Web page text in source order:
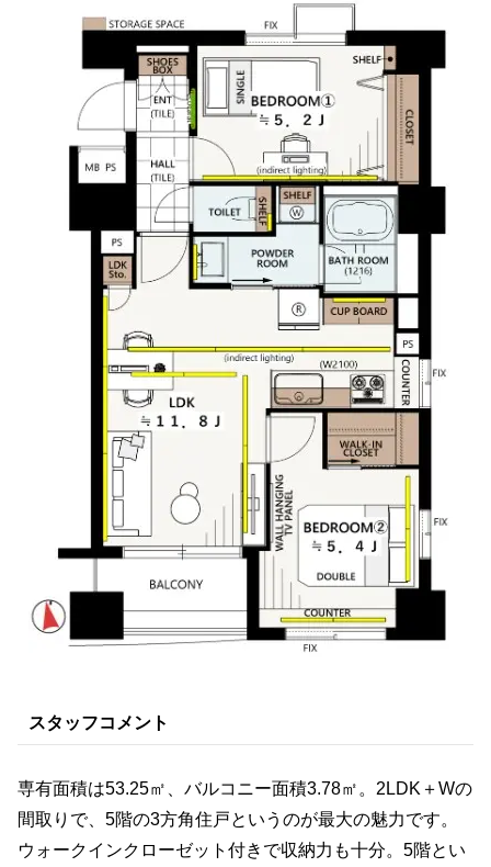
スタッフコメント
専有面積は53.25㎡、バルコニー面積3.78㎡。2LDK＋Wの
間取りで、5階の3方角住戸というのが最大の魅力です。
ウォークインクローゼット付きで収納力も十分。5階とい